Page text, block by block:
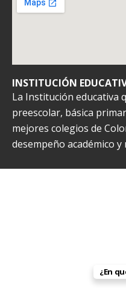
INSTITUCIÓN
La Institución educativa
preescolar, básica
mejores colegios de
desempeño académico
¿En